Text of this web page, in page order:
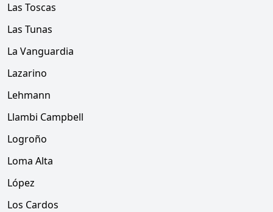
Las Toscas
Las Tunas
La Vanguardia
Lazarino
Lehmann
Llambi Campbell
Logroño
Loma Alta
López
Los Cardos